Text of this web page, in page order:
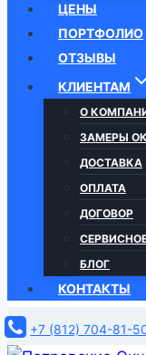
ЦЕНЫ
ПОРТФОЛИО
ОТЗЫВЫ
КЛИЕНТАМ
О
ЗАМЕРЫ
ДОСТАВКА
ОПЛАТА
ДОГОВОР
БЛОГ
КОНТАКТЫ
+7 (812) 704-81-